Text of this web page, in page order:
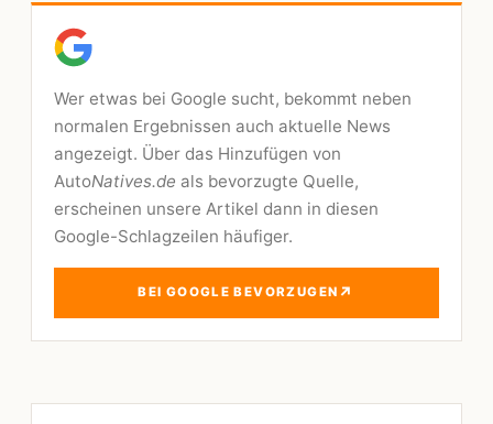
Wer etwas bei Google sucht, bekommt neben
normalen Ergebnissen auch aktuelle News
angezeigt. Über das Hinzufügen von
AutoNatives.de als bevorzugte Quelle,
erscheinen unsere Artikel dann in diesen
Google-Schlagzeilen häufiger.
BEI GOOGLE BEVORZUGEN ↗